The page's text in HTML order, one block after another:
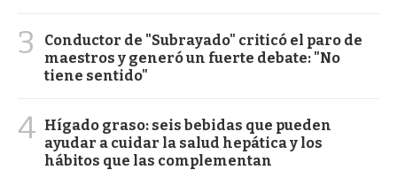
3
Conductor de "Subrayado" criticó el paro de
maestros y generó un fuerte debate: "No
tiene sentido"
4 Hígado graso: seis bebidas que pueden
ayudar a cuidar la salud hepática y los
hábitos que las complementan